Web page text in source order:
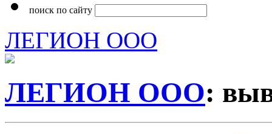
поиск по сайту
ЛЕГИОН ООО
ЛЕГИОН ООО: